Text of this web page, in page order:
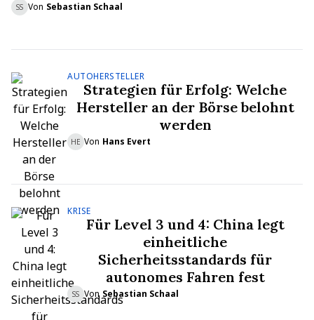
SS Von Sebastian Schaal
AUTOHERSTELLER
Strategien für Erfolg: Welche
Hersteller an der Börse belohnt
werden
HE Von Hans Evert
KRISE
Für Level 3 und 4: China legt
einheitliche
Sicherheitsstandards für
autonomes Fahren fest
SS Von Sebastian Schaal